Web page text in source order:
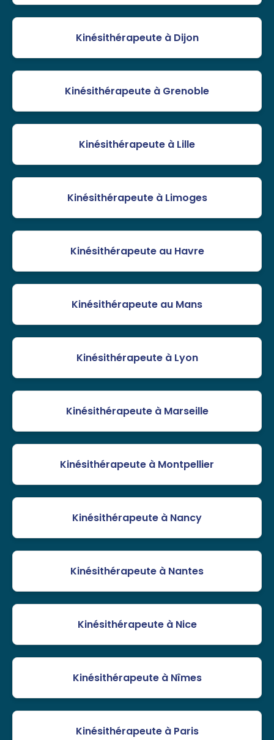
Kinésithérapeute à Dijon
Kinésithérapeute à Grenoble
Kinésithérapeute à Lille
Kinésithérapeute à Limoges
Kinésithérapeute au Havre
Kinésithérapeute au Mans
Kinésithérapeute à Lyon
Kinésithérapeute à Marseille
Kinésithérapeute à Montpellier
Kinésithérapeute à Nancy
Kinésithérapeute à Nantes
Kinésithérapeute à Nice
Kinésithérapeute à Nîmes
Kinésithérapeute à Paris